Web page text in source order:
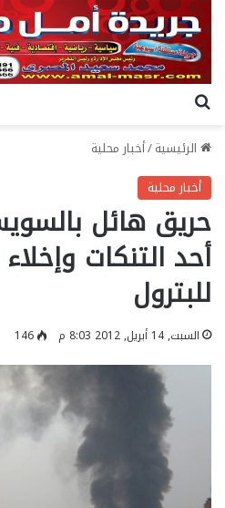
الرئيسية/أخبار محلية
أخبار محلية
حريق هائل
أحد التنكات
للبترول
السبت, 14 أبريل, 2012 8:03 م 146